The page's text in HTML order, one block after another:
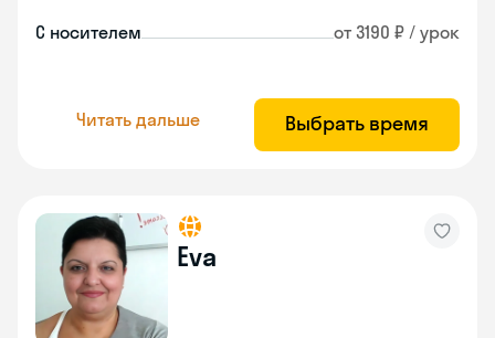
С носителем от 3190 ₽ / урок
Читать дальше Выбрать время
Eva